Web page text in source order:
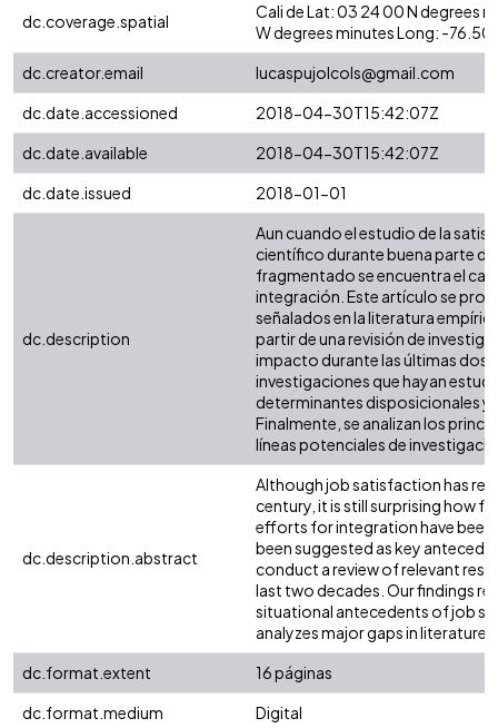
dc.coverage.spatial
Cali de Lat: 03 24 00 N degrees
W degrees minutes Long: -
dc.creator.email
lucaspujolcols@gmail.com
dc.date.accessioned
2018-04-30T15:42:07Z
dc.date.available
2018-04-30T15:42:07Z
dc.date.issued
2018-01-01
dc.description
Aun cuando el estudio de la
científico durante buena parte
fragmentado se encuentra el
integración. Este artículo se
señalados en la literatura
partir de una revisión de
impacto durante las últimas dos
investigaciones que hayan
determinantes disposicionales
Finalmente, se analizan los
líneas potenciales de
dc.description.abstract
Although job satisfaction has
century, it is still surprising how
efforts for integration have
been suggested as key
conduct a review of relevant
last two decades. Our findings
situational antecedents of job
analyzes major gaps in literature
dc.format.extent
16 páginas
dc.format.medium
Digital